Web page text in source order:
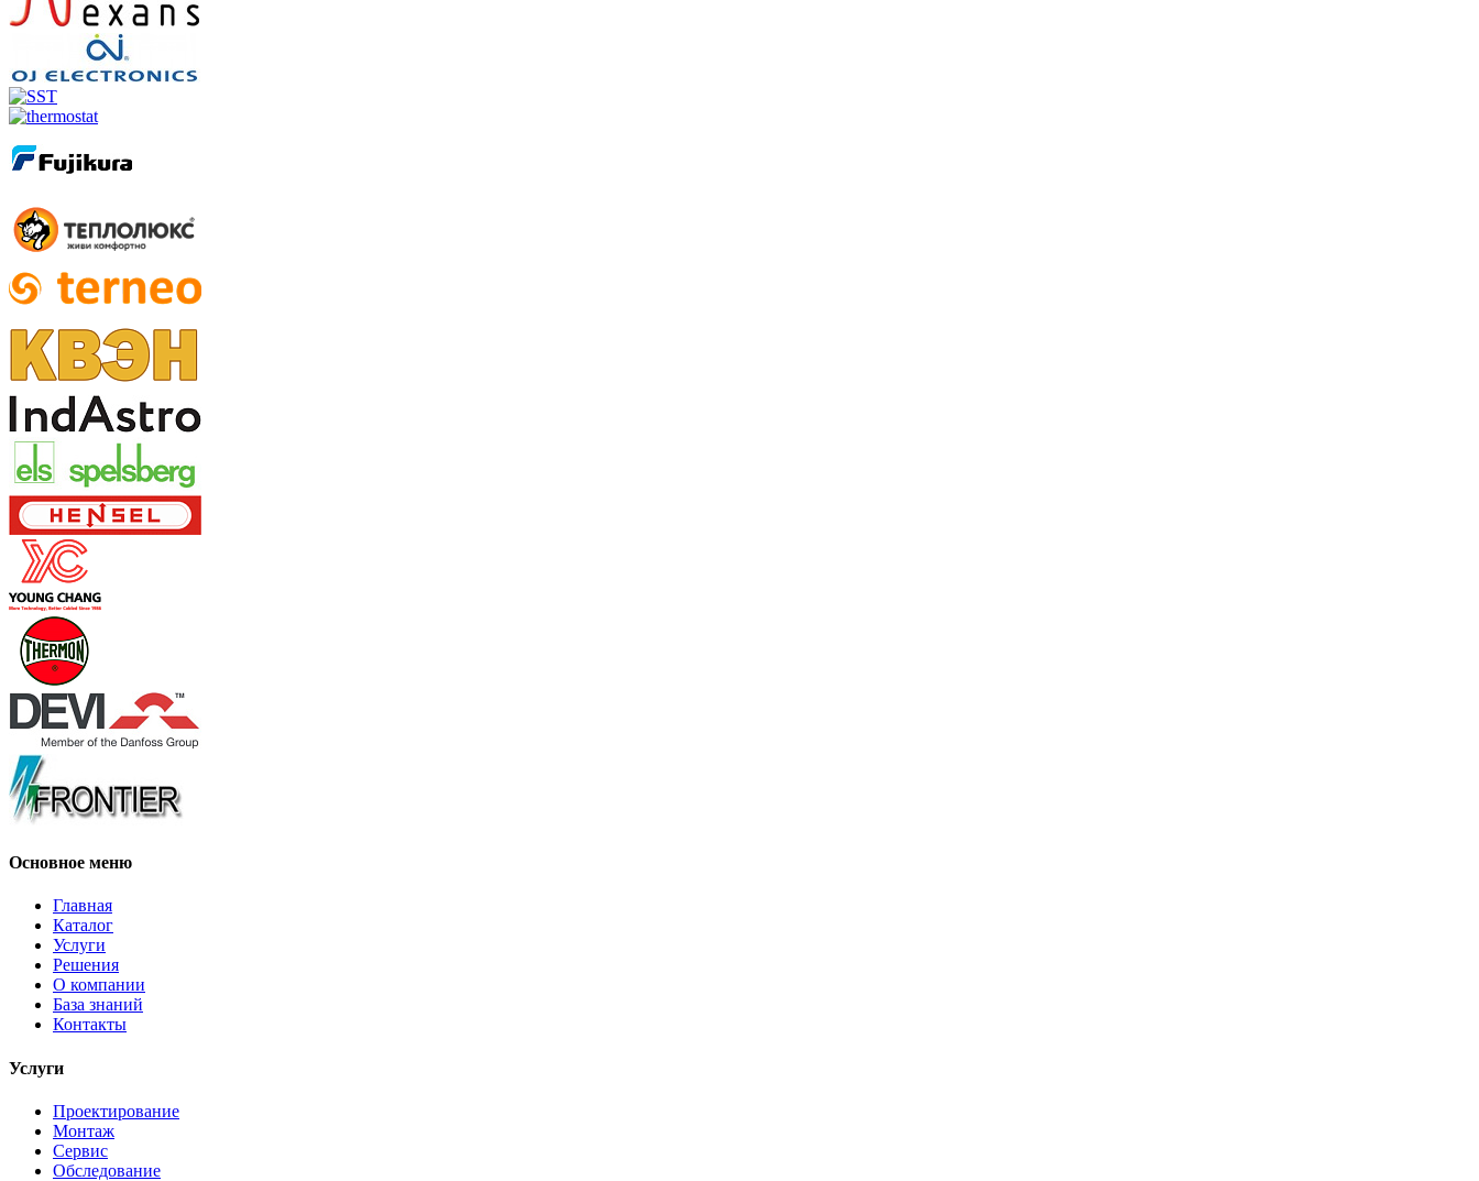
Основное меню
Главная
Каталог
Услуги
Решения
О компании
База знаний
Контакты
Услуги
Проектирование
Монтаж
Сервис
Обследование